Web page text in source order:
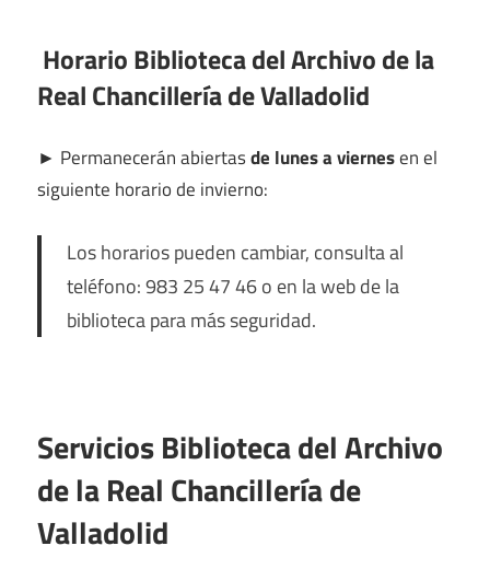
Horario Biblioteca del Archivo de la
Real Chancillería de Valladolid
► Permanecerán abiertasde lunes a viernesen el
siguiente horario de invierno:
Los horarios pueden cambiar, consulta al
teléfono: 983 25 47 46 o en la web de la
biblioteca para más seguridad.
Servicios Biblioteca del Archivo
de la Real Chancillería de
Valladolid